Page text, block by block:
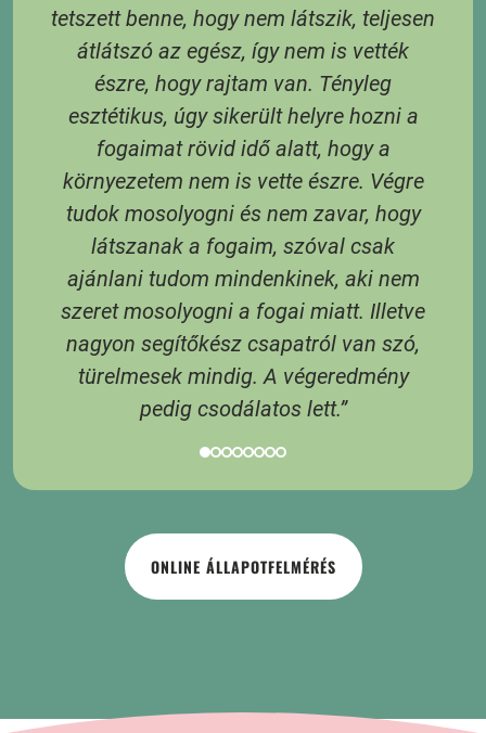
tetszett benne, hogy nem látszik, teljesen
átlátszó az egész, így nem is vették
észre, hogy rajtam van. Tényleg
esztétikus, úgy sikerült helyre hozni a
fogaimat rövid idő alatt, hogy a
környezetem nem is vette észre. Végre
tudok mosolyogni és nem zavar, hogy
látszanak a fogaim, szóval csak
ajánlani tudom mindenkinek, aki nem
szeret mosolyogni a fogai miatt. Illetve
nagyon segítőkész csapatról van szó,
türelmesek mindig. A végeredmény
pedig csodálatos lett.”
ONLINE ÁLLAPOTFELMÉRÉS